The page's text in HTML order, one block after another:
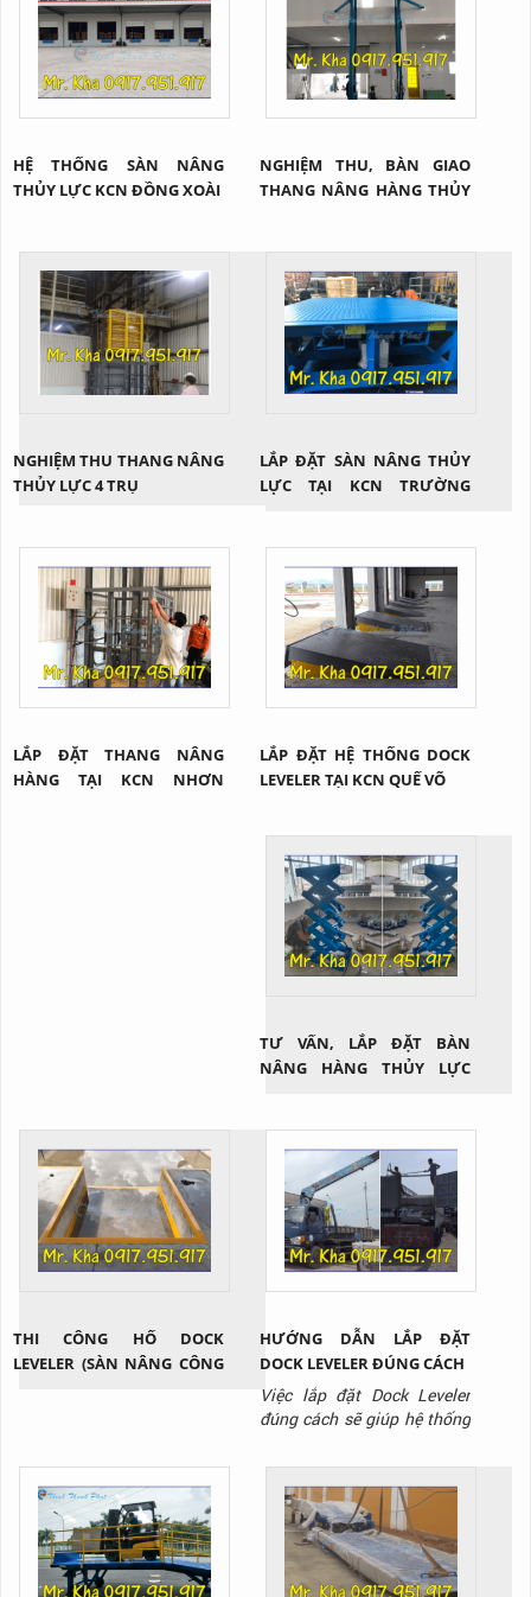
HỆ THỐNG SÀN NÂNG
THỦY LỰC KCN ĐỒNG XOÀI
NGHIỆM THU, BÀN GIAO
THANG NÂNG HÀNG THỦY
NGHIỆM THU THANG NÂNG
THỦY LỰC 4 TRỤ
LẮP ĐẶT SÀN NÂNG THỦY
LỰC TẠI KCN TRƯỜNG
LẮP ĐẶT THANG NÂNG
HÀNG TẠI KCN NHƠN
LẮP ĐẶT HỆ THỐNG DOCK
LEVELER TẠI KCN QUẾ VÕ
TƯ VẤN, LẮP ĐẶT BÀN
NÂNG HÀNG THỦY LỰC
THI CÔNG HỐ DOCK
LEVELER (SÀN NÂNG CÔNG
HƯỚNG DẪN LẮP ĐẶT
DOCK LEVELER ĐÚNG CÁCH
Việc lắp đặt Dock Leveler
đúng cách sẽ giúp hệ thống
toàn và mang lại hiệu quả
trong quá trình sử dụng thì
phải đảm bảo việc lắp đặt
đúng cách.